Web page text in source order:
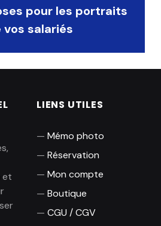
pour les portraits
salariés
et
LIENS UTILES
Mémo photo
Réservation
Mon compte
Boutique
CGU / CGV